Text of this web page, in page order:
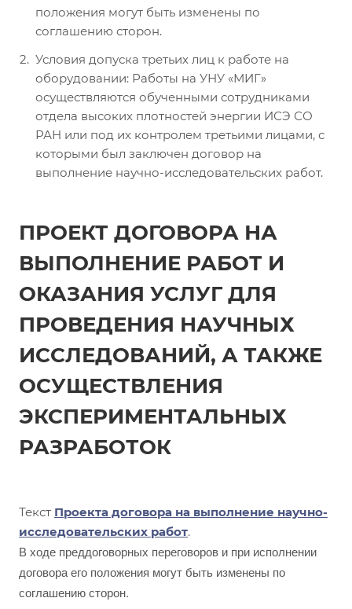
положения могут быть изменены по
соглашению сторон.
Условия допуска третьих лиц к работе на
оборудовании: Работы на УНУ «МИГ»
осуществляются обученными сотрудниками
отдела высоких плотностей энергии ИСЭ СО
РАН или под их контролем третьими лицами, с
которыми был заключен договор на
выполнение научно-исследовательских работ.
ПРОЕКТ ДОГОВОРА НА
ВЫПОЛНЕНИЕ РАБОТ И
ОКАЗАНИЯ УСЛУГ ДЛЯ
ПРОВЕДЕНИЯ НАУЧНЫХ
ИССЛЕДОВАНИЙ, А ТАКЖЕ
ОСУЩЕСТВЛЕНИЯ
ЭКСПЕРИМЕНТАЛЬНЫХ
РАЗРАБОТОК
Текст Проекта договора на выполнение научно-
исследовательских работ.
В ходе преддоговорных переговоров и при исполнении
договора его положения могут быть изменены по
соглашению сторон.